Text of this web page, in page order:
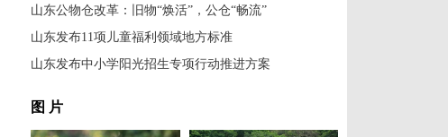
山东公物仓改革：旧物“焕活”，公仓“畅流”
山东发布11项儿童福利领域地方标准
山东发布中小学阳光招生专项行动推进方案
图 片